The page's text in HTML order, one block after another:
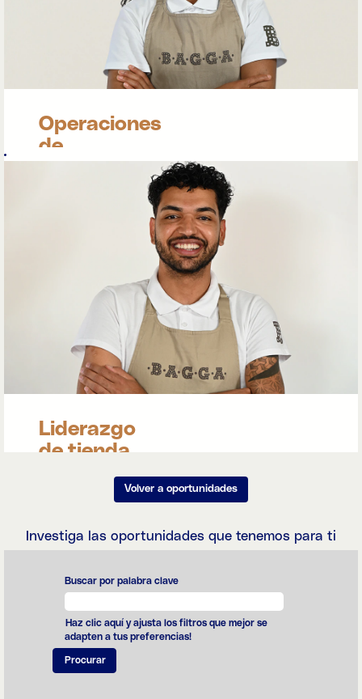
oportunidad de
servicio al cliente.
Únete a nosotros
Operaciones
de
cafetería
se encarga de
tareas esenciales
para garantizar
sea una
experiencia única
llena de sabor.
Liderazgo
de tienda
Nuestros Líderes
de tienda hacen
equipos: también
buscan
energía de las
personas que
sólo así podemos
convertir cada
día en una
experiencia
memorable para
Volver a oportunidades
Investiga las oportunidades que tenemos para ti
Buscar por palabra clave
Haz clic aquí y ajusta los filtros que mejor se
adapten a tus preferencias!